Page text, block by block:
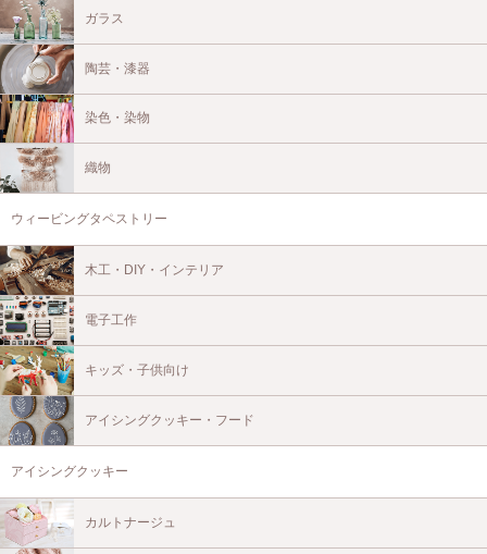
ガラス
陶芸・漆器
染色・染物
織物
ウィービングタペストリー
木工・DIY・インテリア
電子工作
キッズ・子供向け
アイシングクッキー・フード
アイシングクッキー
カルトナージュ